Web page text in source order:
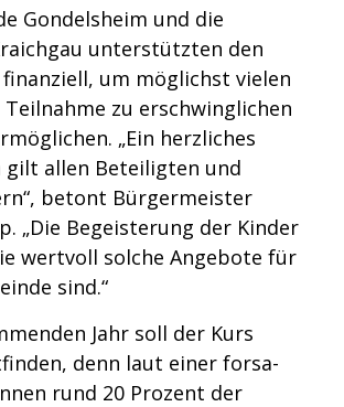
Gondelsheim und die
unterstützten den
um möglichst vielen
Teilnahme zu erschwinglichen
„Ein herzliches
gilt allen Beteiligten und
betont Bürgermeister
„Die Begeisterung der Kinder
wertvoll solche Angebote für
sind.“
Jahr soll der Kurs
denn laut einer forsa-
rund 20 Prozent der